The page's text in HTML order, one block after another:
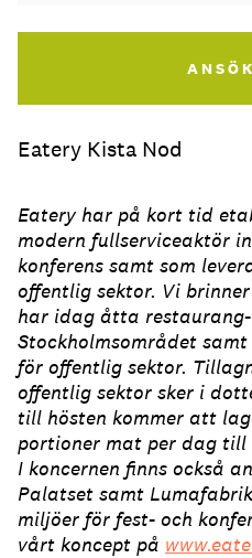
Eatery Kista Nod
Eatery har på kort tid
modern fullserviceaktör
konferens samt som
offentlig sektor. Vi
har idag åtta
Stockholmsområdet
för offentlig sektor.
offentlig sektor sker i
till hösten kommer att
portioner mat per dag till
I koncernen finns också
Palatset samt
miljöer för fest- och
vårt koncept på